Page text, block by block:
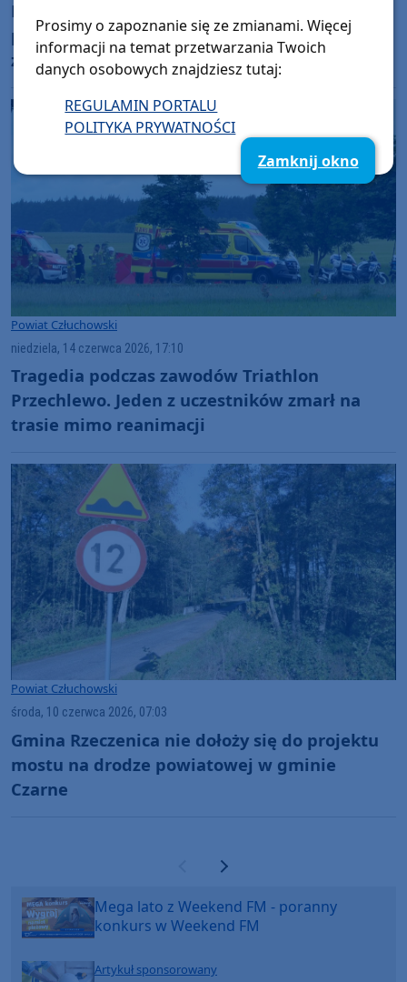
Prawie siedem i pół roku po śmiertelnym
potrąceniu rowerzystki z gminy Człuchów
zapadł wyrok. Mieszkaniec Konina skazany
Powiat Człuchowski
niedziela, 14 czerwca 2026, 17:10
Tragedia podczas zawodów Triathlon
Przechlewo. Jeden z uczestników zmarł na
trasie mimo reanimacji
Powiat Człuchowski
środa, 10 czerwca 2026, 07:03
Gmina Rzeczenica nie dołoży się do projektu
mostu na drodze powiatowej w gminie
Czarne
Poprzednia strona
Następna strona
Mega lato z Weekend FM - poranny
konkurs w Weekend FM
Artykuł sponsorowany
Prosimy o zapoznanie się ze zmianami. Więcej
informacji na temat przetwarzania Twoich
danych osobowych znajdziesz tutaj:
REGULAMIN PORTALU
POLITYKA PRYWATNOŚCI
Zamknij okno